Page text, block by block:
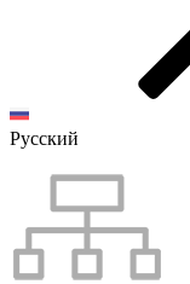
Русский